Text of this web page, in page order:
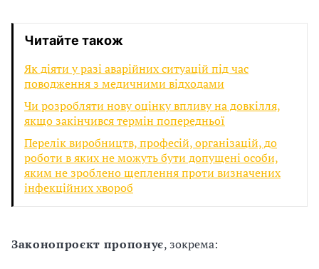
Читайте також
Як діяти у разі аварійних ситуацій під час
поводження з медичними відходами
Чи розробляти нову оцінку впливу на довкілля,
якщо закінчився термін попередньої
Перелік виробництв, професій, організацій, до
роботи в яких не можуть бути допущені особи,
яким не зроблено щеплення проти визначених
інфекційних хвороб
Законопроєкт пропонує, зокрема: